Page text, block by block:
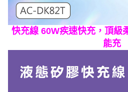
快充線 60W疾速快充，頂級
能充